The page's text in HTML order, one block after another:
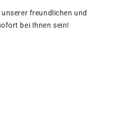
freundlichen und
bei Ihnen sein!